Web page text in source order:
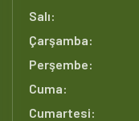
Salı:
Çarşamba:
Perşembe:
Cuma:
Cumartesi: